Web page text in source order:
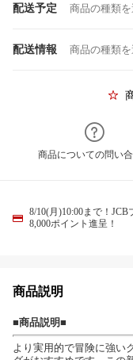
配送予定 商品の種類
配送情報 商品の種類
商品についての問い
8/10(月)10:00まで！
8,000ポイント進呈！
商品説明
■商品説明■
より実用的で冒険に強い